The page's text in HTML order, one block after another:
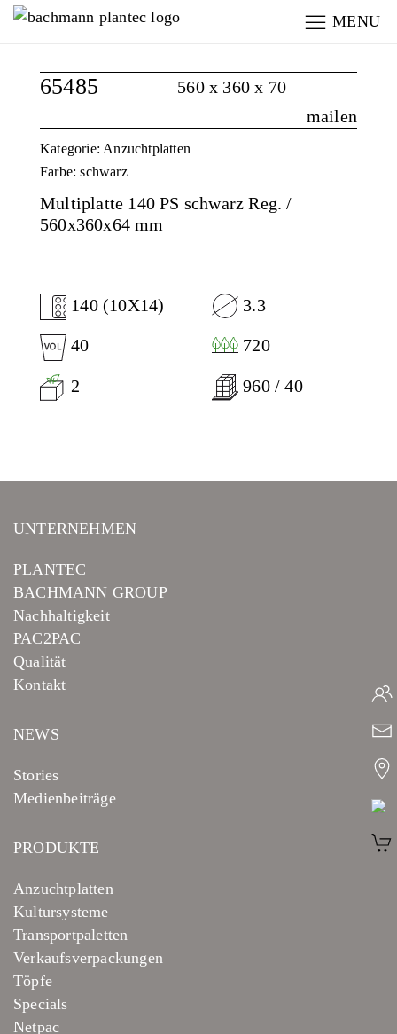
MENU
65485
560 x 360 x 70
mailen
Kategorie: Anzuchtplatten
Farbe: schwarz
Multiplatte 140 PS schwarz Reg. /
560x360x64 mm
140 (10X14) 3.3
40 720
2 960 / 40
UNTERNEHMEN
PLANTEC
BACHMANN GROUP
Nachhaltigkeit
PAC2PAC
Qualität
Kontakt
NEWS
Stories
Medienbeiträge
PRODUKTE
Anzuchtplatten
Kultursysteme
Transportpaletten
Verkaufsverpackungen
Töpfe
Specials
Netpac